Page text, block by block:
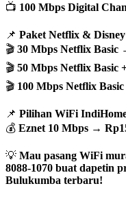
📺 100 Mbps Digital
📌 Paket Netflix &
🎬 30 Mbps Netflix Basic
🎬 50 Mbps Netflix Basic
🎬 100 Mbps Netflix
📌 Pilihan WiFi
💰 Eznet 10 Mbps →
💡 Mau pasang WiFi
8088-1070 buat dapetin
Bulukumba terbaru!